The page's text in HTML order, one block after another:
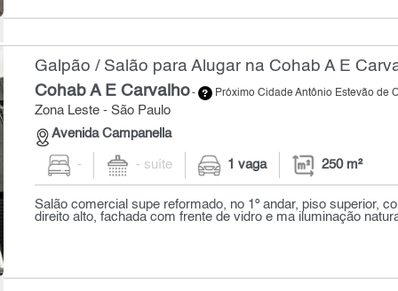
Galpão / Salão para Alugar na Cohab A E
Cohab A E Carvalho- Próximo Cidade Antônio Estevão de
Zona Leste - São Paulo
Avenida Campanella
- - suíte 1 vaga 250 m²
Salão comercial supe reformado, no 1º andar, piso superior,
direito alto, fachada com frente de vidro e ma iluminação